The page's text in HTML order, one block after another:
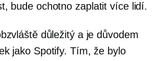
bude ochotno zaplatit více lidí.
důležitý a je důvodem
jako Spotify. Tím, že bylo